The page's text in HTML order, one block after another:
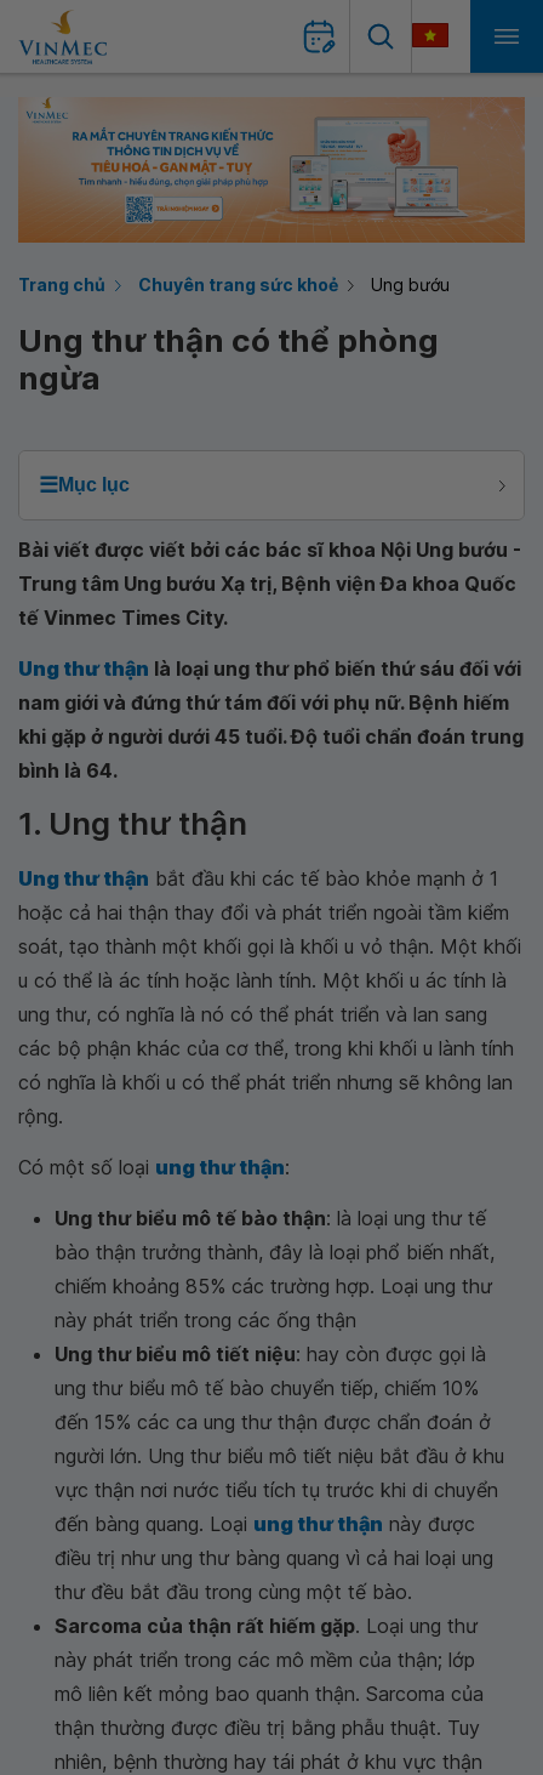
Trang chủ Chuyên trang sức khoẻ Ung bướu
Ung thư thận có thể phòng
ngừa
☰Mục lục
Bài viết được viết bởi các bác sĩ khoa Nội Ung bướu -
Trung tâm Ung bướu Xạ trị, Bệnh viện Đa khoa Quốc
tế Vinmec Times City.
Ung thư thận là loại ung thư phổ biến thứ sáu đối với
nam giới và đứng thứ tám đối với phụ nữ. Bệnh hiếm
khi gặp ở người dưới 45 tuổi. Độ tuổi chẩn đoán trung
bình là 64.
1. Ung thư thận
Ung thư thận bắt đầu khi các tế bào khỏe mạnh ở 1
hoặc cả hai thận thay đổi và phát triển ngoài tầm kiểm
soát, tạo thành một khối gọi là khối u vỏ thận. Một khối
u có thể là ác tính hoặc lành tính. Một khối u ác tính là
ung thư, có nghĩa là nó có thể phát triển và lan sang
các bộ phận khác của cơ thể, trong khi khối u lành tính
có nghĩa là khối u có thể phát triển nhưng sẽ không lan
rộng.
Có một số loại ung thư thận:
Ung thư biểu mô tế bào thận: là loại ung thư tế
bào thận trưởng thành, đây là loại phổ biến nhất,
chiếm khoảng 85% các trường hợp. Loại ung thư
này phát triển trong các ống thận
Ung thư biểu mô tiết niệu: hay còn được gọi là
ung thư biểu mô tế bào chuyển tiếp, chiếm 10%
đến 15% các ca ung thư thận được chẩn đoán ở
người lớn. Ung thư biểu mô tiết niệu bắt đầu ở khu
vực thận nơi nước tiểu tích tụ trước khi di chuyển
đến bàng quang. Loại ung thư thận này được
điều trị như ung thư bàng quang vì cả hai loại ung
thư đều bắt đầu trong cùng một tế bào.
Sarcoma của thận rất hiếm gặp. Loại ung thư
này phát triển trong các mô mềm của thận; lớp
mô liên kết mỏng bao quanh thận. Sarcoma của
thận thường được điều trị bằng phẫu thuật. Tuy
nhiên, bệnh thường hay tái phát ở khu vực thận